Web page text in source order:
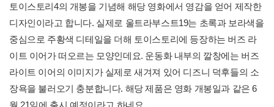
토이스토리4의 개봉을 기념해 해당 영화에서 영감을 얻어 제작한
디자인이라고 합니다. 실제로 울트라부스트19는 초록과 보라색을
중심으로 주황색 디테일을 더해 토이스토리에 등장하는 버즈 라
이트 이어가 떠오르는 모양인데요. 운동화 내부의 깔창에는 버즈
라이트 이어의 이미지가 실제로 새겨져 있어 디즈니 덕후들의 소
장욕을 불러오기 충분합니다. 해당 제품은 영화 개봉일과 같은 6
월 21일에 출시 예정이라고 하네요.